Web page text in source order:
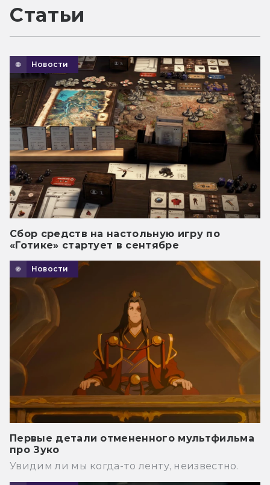
Статьи
Новости
Сбор средств на настольную игру по
«Готике» стартует в сентябре
Новости
Первые детали отмененного мультфильма
про Зуко
Увидим ли мы когда-то ленту, неизвестно.